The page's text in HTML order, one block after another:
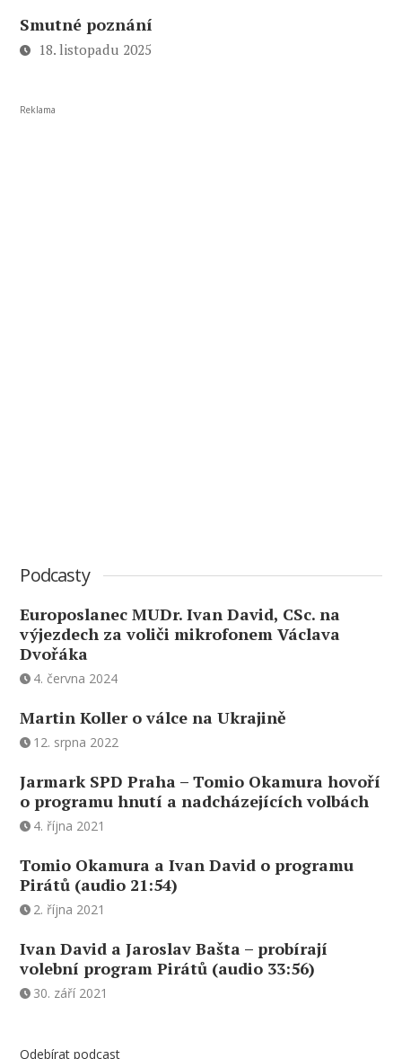
Smutné poznání
18. listopadu 2025
Reklama
Podcasty
Europoslanec MUDr. Ivan David, CSc. na
výjezdech za voliči mikrofonem Václava
Dvořáka
4. června 2024
Martin Koller o válce na Ukrajině
12. srpna 2022
Jarmark SPD Praha – Tomio Okamura hovoří
o programu hnutí a nadcházejících volbách
4. října 2021
Tomio Okamura a Ivan David o programu
Pirátů (audio 21:54)
2. října 2021
Ivan David a Jaroslav Bašta – probírají
volební program Pirátů (audio 33:56)
30. září 2021
Odebírat podcast